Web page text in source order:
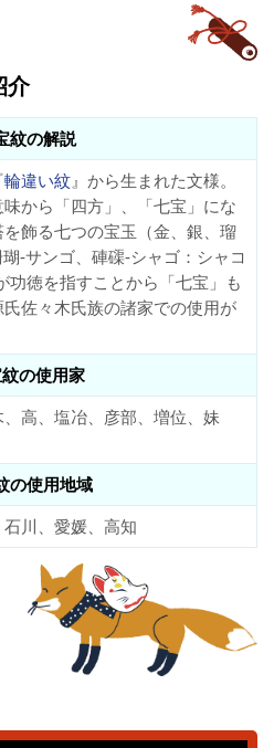
介
紋の解説
輪違い紋』から生まれた文様。
から「四方」、「七宝」にな
飾る七つの宝玉（金、銀、瑠
-サンゴ、硨磲-シャゴ：シャコ
功徳を指すことから「七宝」も
佐々木氏族の諸家での使用が
の使用家
高、塩冶、彦部、増位、妹
の使用地域
川、愛媛、高知